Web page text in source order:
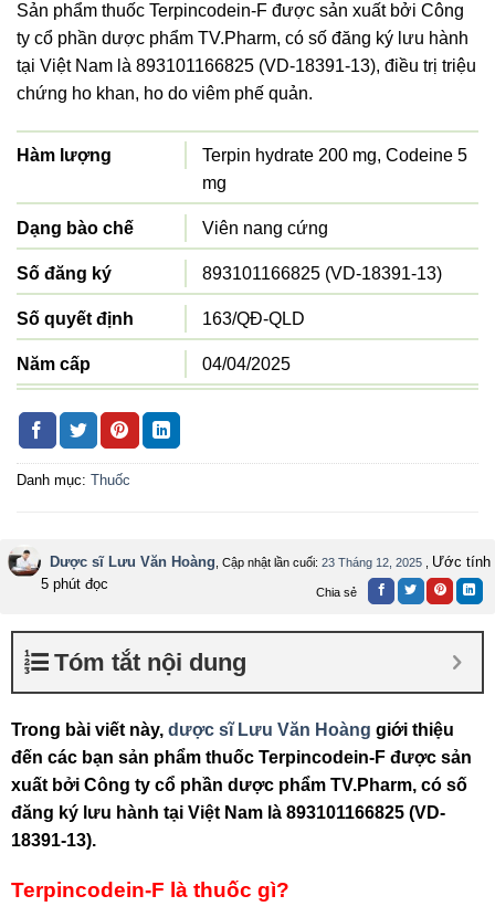
Sản phẩm thuốc Terpincodein-F được sản xuất bởi Công
ty cổ phần dược phẩm TV.Pharm, có số đăng ký lưu hành
tại Việt Nam là 893101166825 (VD-18391-13), điều trị triệu
chứng ho khan, ho do viêm phế quản.
Hàm lượng
Terpin hydrate 200 mg, Codeine 5
mg
Dạng bào chế Viên nang cứng
Số đăng ký 893101166825 (VD-18391-13)
Số quyết định 163/QĐ-QLD
Năm cấp 04/04/2025
Đợt cấp
Công ty sản xuất
xuất
Quy cách đóng gói
Danh mục: Thuốc
Dược sĩ Lưu Văn Hoàng , Cập nhật lần cuối: 23 Tháng 12, 2025
Ước tính
5 phút đọc
Chia sẻ
Tóm tắt nội dung
Trong bài viết này, dược sĩ Lưu Văn Hoàng giới thiệu
đến các bạn sản phẩm thuốc Terpincodein-F được sản
xuất bởi Công ty cổ phần dược phẩm TV.Pharm, có số
đăng ký lưu hành tại Việt Nam là 893101166825 (VD-
18391-13).
Terpincodein-F là thuốc gì?